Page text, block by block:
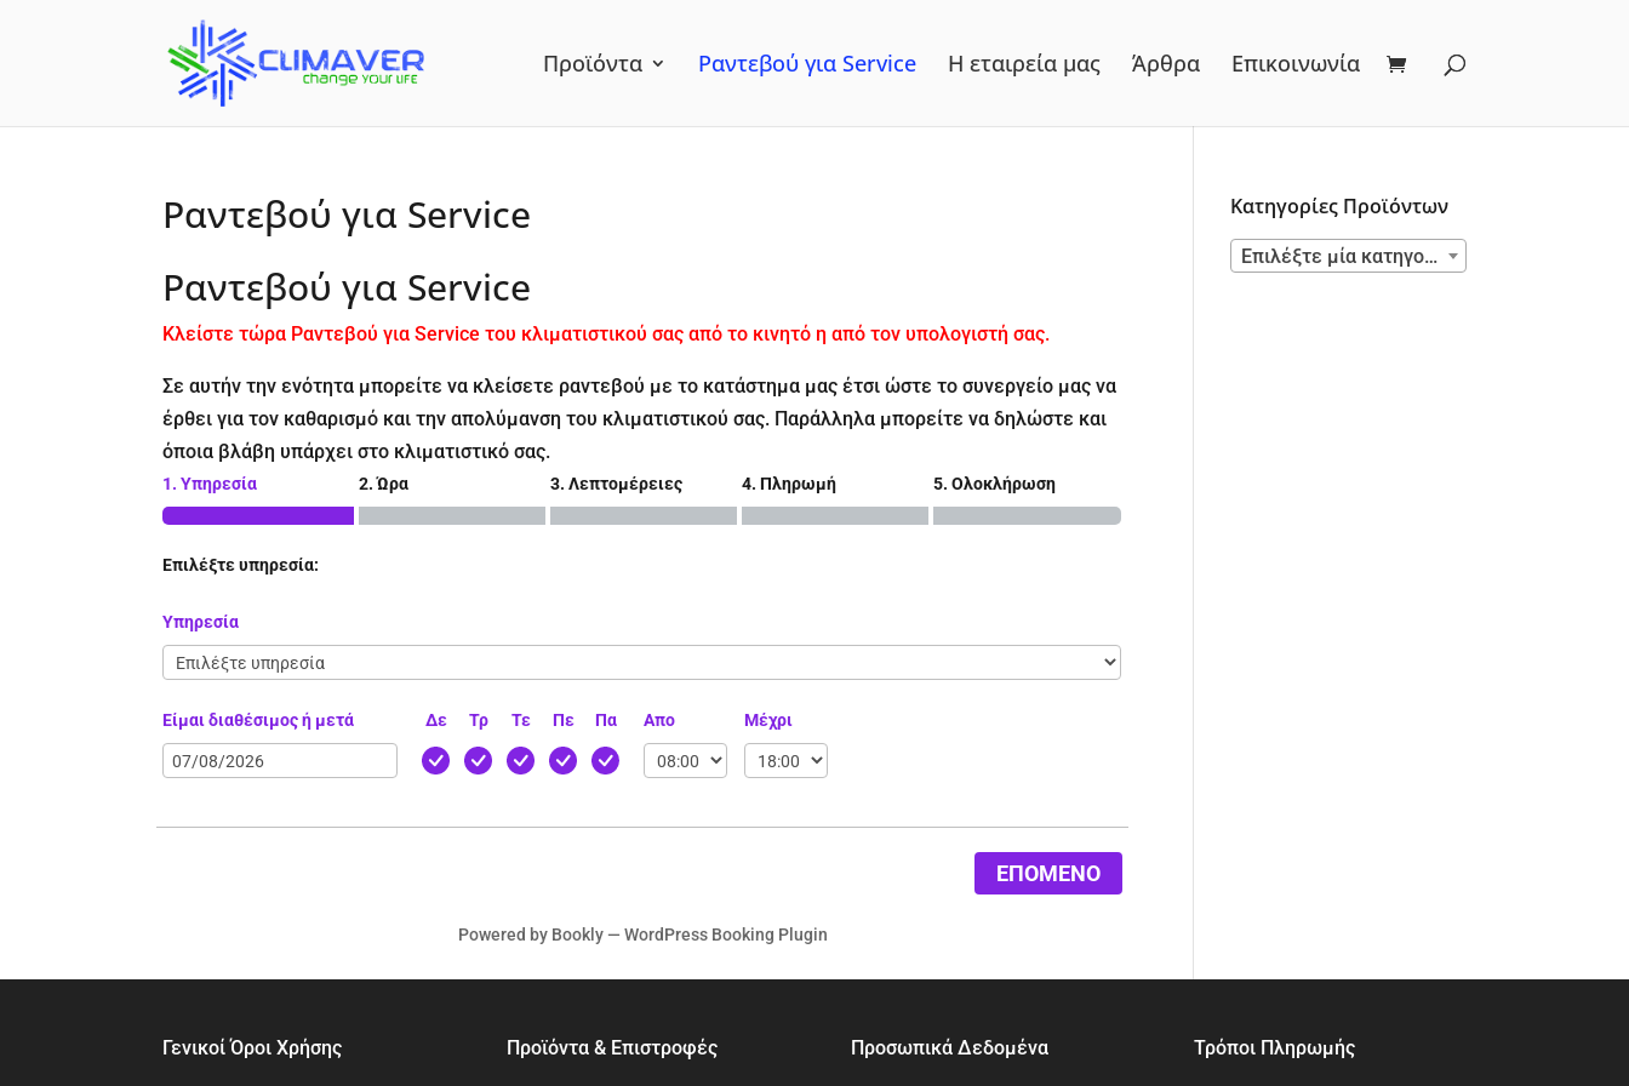
Προϊόντα Ραντεβού για Service Η εταιρεία μας Άρθρα Επικοινωνία
Ραντεβού για Service
Ραντεβού για Service
Κλείστε τώρα Ραντεβού για Service του κλιματιστικού σας από το κινητό η από τον υπολογιστή σας.
Σε αυτήν την ενότητα μπορείτε να κλείσετε ραντεβού με το κατάστημα μας έτσι ώστε το συνεργείο μας να
έρθει για τον καθαρισμό και την απολύμανση του κλιματιστικού σας. Παράλληλα μπορείτε να δηλώστε και
όποια βλάβη υπάρχει στο κλιματιστικό σας.
1. Υπηρεσία 2. Ώρα 3. Λεπτομέρειες 4. Πληρωμή 5. Ολοκλήρωση
Επιλέξτε υπηρεσία:
Υπηρεσία
Είμαι διαθέσιμος ή μετά Δε Τρ Τε Πε Πα Απο Μέχρι
ΕΠΟΜΕΝΟ
Powered by Bookly— WordPress Booking Plugin
Κατηγορίες Προϊόντων
Επιλέξτε μία κατηγορία
Γενικοί Όροι Χρήσης Προϊόντα & Επιστροφές Προσωπικά Δεδομένα Τρόποι Πληρωμής